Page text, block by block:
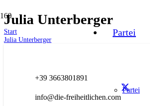
Partei
Partei
+39 3663801891
info@die-freiheitlichen.com
Julia Unterberger
Start
Julia Unterberger